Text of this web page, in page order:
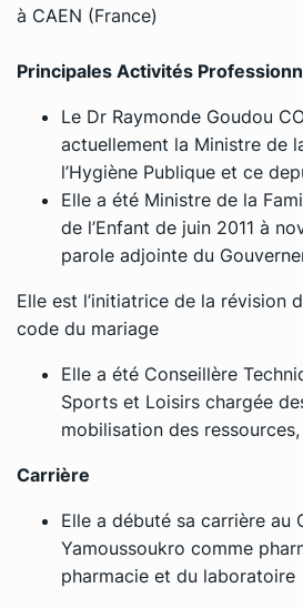
à CAEN (France)
Principales Activités
Le Dr Raymonde Goudou
actuellement la Ministre de
l’Hygiène Publique et ce
Elle a été Ministre de la
de l’Enfant de juin 2011 à
parole adjointe du
Elle est l’initiatrice de la révision
code du mariage
Elle a été Conseillère
Sports et Loisirs chargée
mobilisation des
Carrière
Elle a débuté sa carrière au
Yamoussoukro comme
pharmacie et du laboratoire